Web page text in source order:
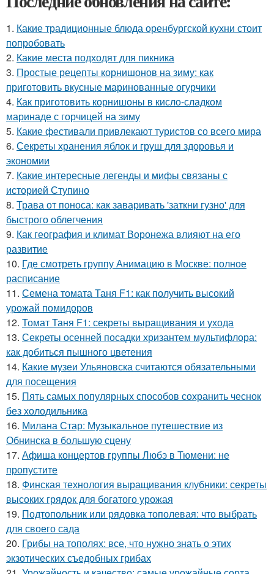
1. Какие традиционные блюда оренбургской кухни стоит
попробовать
2. Какие места подходят для пикника
3. Простые рецепты корнишонов на зиму: как
приготовить вкусные маринованные огурчики
4. Как приготовить корнишоны в кисло-сладком
маринаде с горчицей на зиму
5. Какие фестивали привлекают туристов со всего мира
6. Секреты хранения яблок и груш для здоровья и
экономии
7. Какие интересные легенды и мифы связаны с
историей Ступино
8. Трава от поноса: как заваривать 'заткни гузно' для
быстрого облегчения
9. Как география и климат Воронежа влияют на его
развитие
10. Где смотреть группу Анимацию в Москве: полное
расписание
11. Семена томата Таня F1: как получить высокий
урожай помидоров
12. Томат Таня F1: секреты выращивания и ухода
13. Секреты осенней посадки хризантем мультифлора:
как добиться пышного цветения
14. Какие музеи Ульяновска считаются обязательными
для посещения
15. Пять самых популярных способов сохранить чеснок
без холодильника
16. Милана Стар: Музыкальное путешествие из
Обнинска в большую сцену
17. Афиша концертов группы Любэ в Тюмени: не
пропустите
18. Финская технология выращивания клубники: секреты
высоких грядок для богатого урожая
19. Подтопольник или рядовка тополевая: что выбрать
для своего сада
20. Грибы на тополях: все, что нужно знать о этих
экзотических съедобных грибах